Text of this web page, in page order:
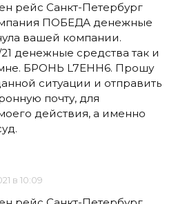
рейс Санкт-Петербург
ПОБЕДА денежные
вашей компании.
денежные средства так и
БРОНЬ L7EHH6. Прошу
ситуации и отправить
почту, для
действия, а именно
в 10:09